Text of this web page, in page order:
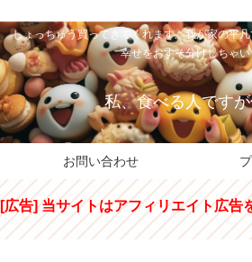
しょっちゅう買ってきてくれます。我が家の平
幸せをおすそ分けしちゃ
私、食べる人です
お問い合わせ
[広告] 当サイトはアフィリエイト広告